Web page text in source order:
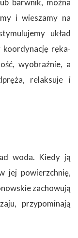
barwnik, można
i wieszamy na
układ
ręka-
wyobraźnie, a
relaksuje i
woda. Kiedy ją
jej powierzchnię,
zachowują
przypominają